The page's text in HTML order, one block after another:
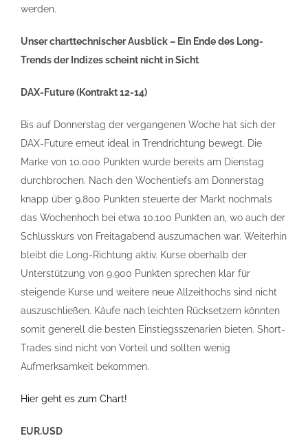
werden.
Unser charttechnischer Ausblick – Ein Ende des Long-
Trends der Indizes scheint nicht in Sicht
DAX-Future (Kontrakt 12-14)
Bis auf Donnerstag der vergangenen Woche hat sich der
DAX-Future erneut ideal in Trendrichtung bewegt. Die
Marke von 10.000 Punkten wurde bereits am Dienstag
durchbrochen. Nach den Wochentiefs am Donnerstag
knapp über 9.800 Punkten steuerte der Markt nochmals
das Wochenhoch bei etwa 10.100 Punkten an, wo auch der
Schlusskurs von Freitagabend auszumachen war. Weiterhin
bleibt die Long-Richtung aktiv. Kurse oberhalb der
Unterstützung von 9.900 Punkten sprechen klar für
steigende Kurse und weitere neue Allzeithochs sind nicht
auszuschließen. Käufe nach leichten Rücksetzern könnten
somit generell die besten Einstiegsszenarien bieten. Short-
Trades sind nicht von Vorteil und sollten wenig
Aufmerksamkeit bekommen.
Hier geht es zum Chart!
EUR.USD